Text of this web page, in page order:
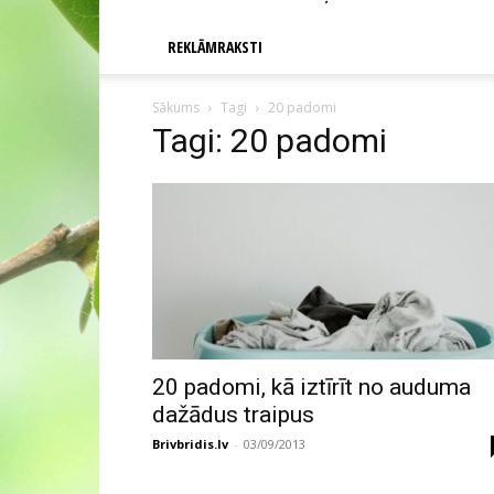
REKLĀMRAKSTI
Sākums Tagi 20 padomi
Tagi: 20 padomi
20 padomi, kā iztīrīt no auduma
dažādus traipus
Brivbridis.lv - 03/09/2013